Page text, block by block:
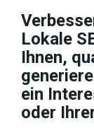
Lokale
Ihnen,
ein
oder